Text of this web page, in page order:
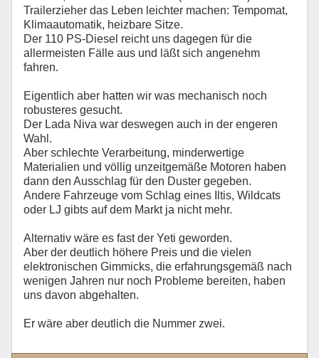
Trailerzieher das Leben leichter machen: Tempomat,
Klimaautomatik, heizbare Sitze.
Der 110 PS-Diesel reicht uns dagegen für die
allermeisten Fälle aus und läßt sich angenehm
fahren.
Eigentlich aber hatten wir was mechanisch noch
robusteres gesucht.
Der Lada Niva war deswegen auch in der engeren
Wahl.
Aber schlechte Verarbeitung, minderwertige
Materialien und völlig unzeitgemäße Motoren haben
dann den Ausschlag für den Duster gegeben.
Andere Fahrzeuge vom Schlag eines Iltis, Wildcats
oder LJ gibts auf dem Markt ja nicht mehr.
Alternativ wäre es fast der Yeti geworden.
Aber der deutlich höhere Preis und die vielen
elektronischen Gimmicks, die erfahrungsgemäß nach
wenigen Jahren nur noch Probleme bereiten, haben
uns davon abgehalten.
Er wäre aber deutlich die Nummer zwei.